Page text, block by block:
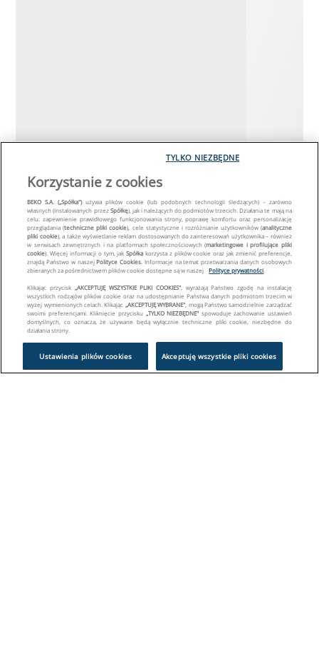
Korzystanie z cookies
BEKO S.A. („Spółka")używa plików cookie (lub podobnych technologii śledzących) – zarówno
własnych (instalowanych przezSpółkę), jak i należących do podmiotów trzecich. Działania te mają na
celu: zapewnienie prawidłowego funkcjonowania strony, poprawę komfortu oraz personalizację
przeglądania (techniczne pliki cookie), cele statystyczne i rozróżnianie użytkowników (analityczne
pliki cookie), a także wyświetlanie reklam dostosowanych do zainteresowań użytkownika – również
w serwisach zewnętrznych i na platformach społecznościowych (marketingowe i profilujące pliki
cookie). Więcej informacji o tym, jakSpółka korzysta z plików cookie oraz jak zmienić preferencje,
znajdą Państwo w naszejPolityce Cookies . Informacje na temat przetwarzania danych osobowych
zbieranych za pośrednictwem plików cookie dostępne są w naszej
Polityce prywatności
Klikając przycisk „AKCEPTUJĘ WSZYSTKIE PLIKI COOKIES" , wyrażają Państwo zgodę na instalację
wszystkich rodzajów plików cookie oraz na udostępnianie Państwa danych podmiotom trzecim w
wyżej wymienionych celach. Klikając „AKCEPTUJĘ WYBRANE" , mogą Państwo samodzielnie zarządzać
swoimi preferencjami. Kliknięcie przycisku „TYLKO NIEZBĘDNE" spowoduje zachowanie ustawień
domyślnych, co oznacza, że używane będą wyłącznie techniczne pliki cookie, niezbędne do
działania strony.
Ustawienia plików cookies Akceptuję wszystkie pliki cookies
TYLKO NIEZBĘDNE